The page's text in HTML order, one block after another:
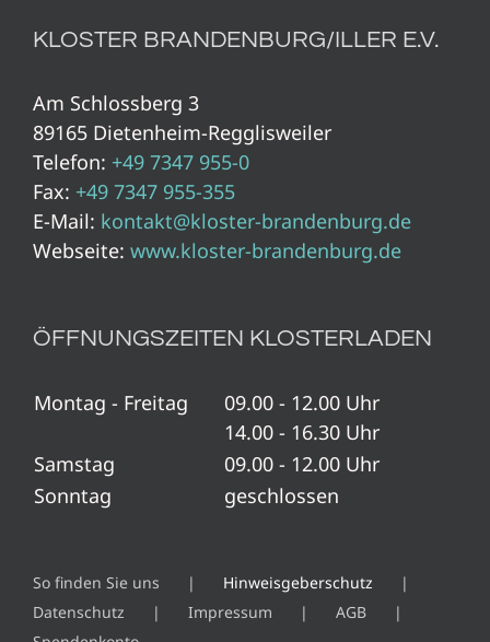
KLOSTER BRANDENBURG/ILLER E.V.
Am Schlossberg 3
89165 Dietenheim-Regglisweiler
Telefon: +49 7347 955-0
Fax: +49 7347 955-355
E-Mail: kontakt@kloster-brandenburg.de
Webseite: www.kloster-brandenburg.de
ÖFFNUNGSZEITEN KLOSTERLADEN
Montag - Freitag
09.00 - 12.00 Uhr
14.00 - 16.30 Uhr
Samstag
09.00 - 12.00 Uhr
Sonntag
geschlossen
So finden Sie uns
Hinweisgeberschutz
Datenschutz
Impressum
AGB